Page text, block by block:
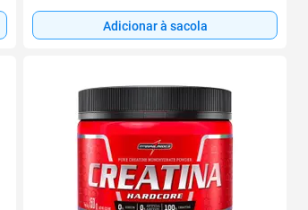
Adicionar à sacola